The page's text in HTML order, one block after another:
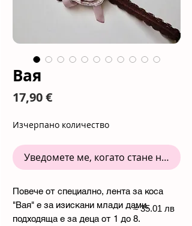
Вая
17,90 €Цена
Изчерпано количество
Уведомете ме, когато стане наличен
Повече от специално, лента за коса
"Вая" е за изискани млади дами,
подходяща е за деца от 1 до 8.
≈ 35.01 лв